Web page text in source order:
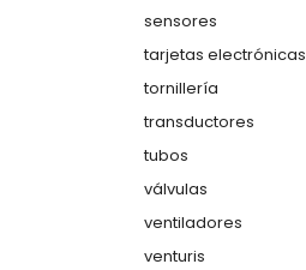
sensores
tarjetas electrónicas
tornillería
transductores
tubos
válvulas
ventiladores
venturis